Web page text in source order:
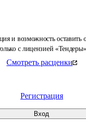
и возможность оставить
с лицензией «Тендеры»
Смотреть расценки
Регистрация
Вход